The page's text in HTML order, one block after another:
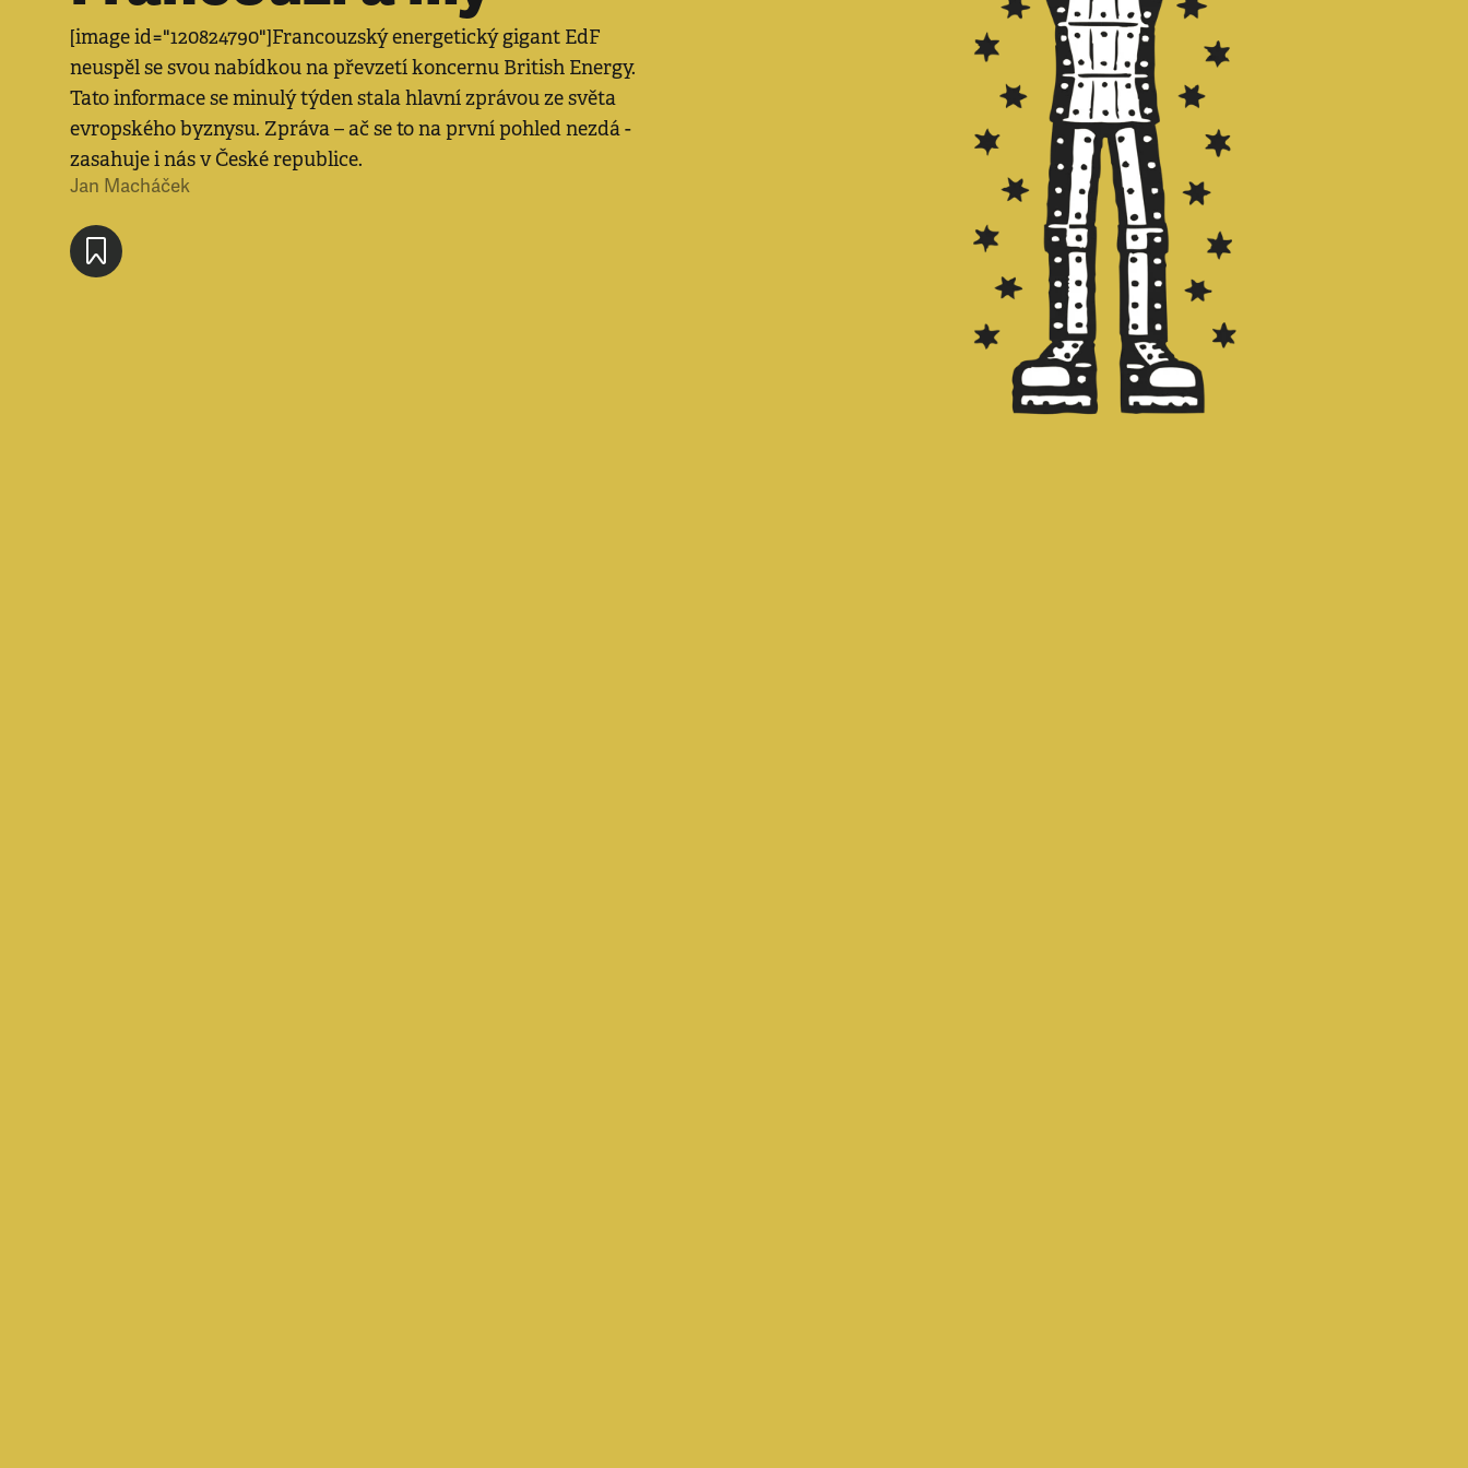
[image id="120824790"]Francouzský energetický gigant EdF
neuspěl se svou nabídkou na převzetí koncernu British Energy.
Tato informace se minulý týden stala hlavní zprávou ze světa
evropského byznysu. Zpráva – ač se to na první pohled nezdá -
zasahuje i nás v České republice.
Jan Macháček